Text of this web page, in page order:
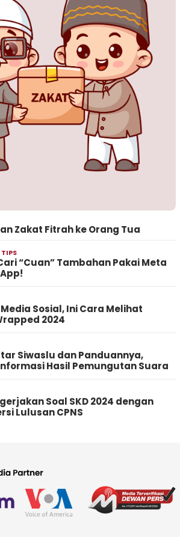
Zakat Fitrah ke Orang Tua
TIPS
“Cuan” Tambahan Pakai Meta
Sosial, Ini Cara Melihat
2024
Siwaslu dan Panduannya,
Hasil Pemungutan Suara
Soal SKD 2024 dengan
Lulusan CPNS